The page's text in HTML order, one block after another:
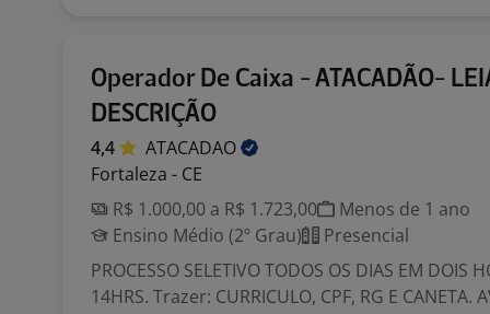
Operador De Caixa - ATACADÃO-
DESCRIÇÃO
4,4
ATACADAO
Fortaleza - CE
R$ 1.000,00 a R$ 1.723,00
Menos de 1 ano
Ensino Médio (2º Grau)
Presencial
PROCESSO SELETIVO TODOS OS DIAS EM DOIS
14HRS. Trazer: CURRICULO, CPF, RG E CANETA.